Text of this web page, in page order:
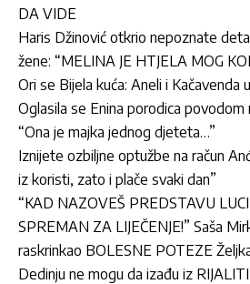
DA VIDE
Haris Džinović otkrio nepoznate
žene: “MELINA JE HTJELA MOG
Ori se Bijela kuća: Aneli i Kačavenda
Oglasila se Enina porodica povodom
“Ona je majka jednog djeteta…”
Iznijete ozbiljne optužbe na račun
iz koristi, zato i plače svaki dan”
“KAD NAZOVEŠ PREDSTAVU
SPREMAN ZA LIJEČENJE!” Saša
raskrinkao BOLESNE POTEZE
Dedinju ne mogu da izađu iz